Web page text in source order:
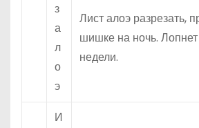
з
а
л
о
э
Лист алоэ разрезать,
шишке на ночь.
недели.
И